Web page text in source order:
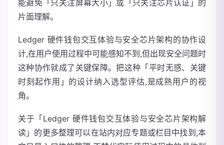
能避免「只关注屏幕大小」或「只关注芯片认证」的
片面理解。
Ledger 硬件钱包交互体验与安全芯片架构的协作设
计,在用户使用过程中可能感知不到,但出现安全问题时
这种协作就成了关键保障。把这种「平时无感、关键
时刻起作用」的设计纳入选型评估,是成熟用户的视
角。
关于「Ledger 硬件钱包交互体验与安全芯片架构解
读」的更多整理可以在站内对应专题或栏目中找到,本